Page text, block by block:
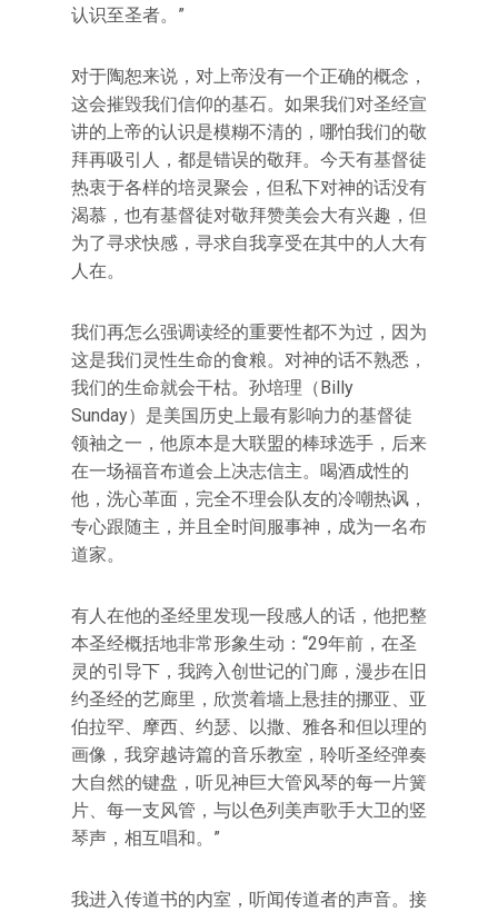
认识至圣者。”
对于陶恕来说，对上帝没有一个正确的概念，
这会摧毁我们信仰的基石。如果我们对圣经宣
讲的上帝的认识是模糊不清的，哪怕我们的敬
拜再吸引人，都是错误的敬拜。今天有基督徒
热衷于各样的培灵聚会，但私下对神的话没有
渴慕，也有基督徒对敬拜赞美会大有兴趣，但
为了寻求快感，寻求自我享受在其中的人大有
人在。
我们再怎么强调读经的重要性都不为过，因为
这是我们灵性生命的食粮。对神的话不熟悉，
我们的生命就会干枯。孙培理（Billy
Sunday）是美国历史上最有影响力的基督徒
领袖之一，他原本是大联盟的棒球选手，后来
在一场福音布道会上决志信主。喝酒成性的
他，洗心革面，完全不理会队友的冷嘲热讽，
专心跟随主，并且全时间服事神，成为一名布
道家。
有人在他的圣经里发现一段感人的话，他把整
本圣经概括地非常形象生动：“29年前，在圣
灵的引导下，我跨入创世记的门廊，漫步在旧
约圣经的艺廊里，欣赏着墙上悬挂的挪亚、亚
伯拉罕、摩西、约瑟、以撒、雅各和但以理的
画像，我穿越诗篇的音乐教室，聆听圣经弹奏
大自然的键盘，听见神巨大管风琴的每一片簧
片、每一支风管，与以色列美声歌手大卫的竖
琴声，相互唱和。”
我进入传道书的内室，听闻传道者的声音。接